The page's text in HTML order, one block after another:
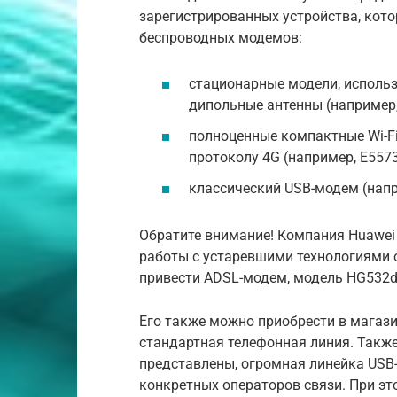
зарегистрированных устройства,
беспроводных модемов:
стационарные модели,
дипольные антенны (например,
полноценные компактные Wi-
протоколу 4G (например,
классический USB-модем
Обратите внимание! Компания
работы с устаревшими
привести ADSL-модем, модель HG532d
Его также можно приобрести в
стандартная телефонная линия.
представлены, огромная линейка
конкретных операторов связи. При